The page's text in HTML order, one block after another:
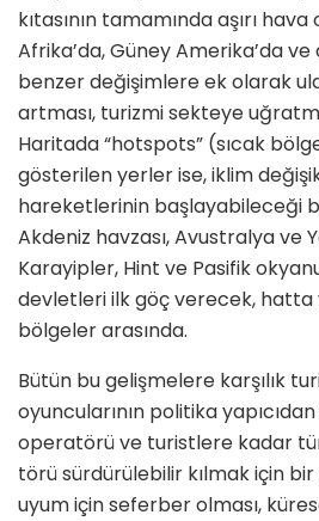
kıtası­nın tamamında aşırı
Afrika’da, Güney Amerika’da
benzer değişimlere ek olarak
artma­sı, turizmi sekteye
Haritada “hotspots” (sıcak
gösterilen yerler ise, iklim
hareketle­rinin başlayabileceği
Akdeniz havzası, Avustralya ve
Karayipler, Hint ve Pasifik
devletleri ilk göç verecek, hatta
bölgeler arasında.
Bütün bu gelişmelere karşılık
oyuncularının politika
operatörü ve turistlere kadar
törü sürdürülebilir kılmak için bir
uyum için seferber olması,